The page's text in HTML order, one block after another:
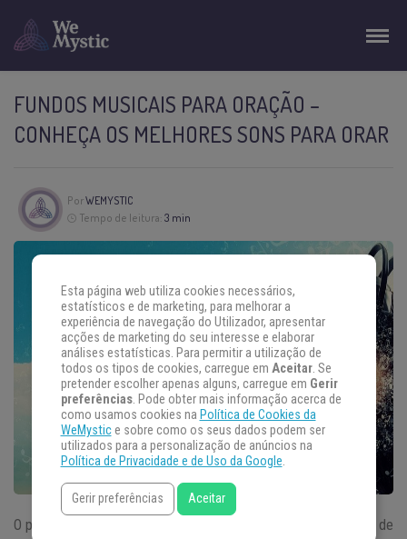
FUNDOS MUSICAIS PARA ORAÇÃO –
CONHEÇA OS MELHORES SONS PARA ORAR
PorWEMYSTIC
Tempo de leitura: 3 min
O período de
deve ser um momento sublime, de calma, de
Esta página web utiliza cookies necessários,
estatísticos e de marketing, para melhorar a
experiência de navegação do Utilizador, apresentar
acções de marketing do seu interesse e elaborar
análises estatísticas. Para permitir a utilização de
todos os tipos de cookies, carregue em Aceitar. Se
pretender escolher apenas alguns, carregue em Gerir
preferências. Pode obter mais informação acerca de
como usamos cookies na Política de Cookies da
WeMystice sobre como os seus dados podem ser
utilizados para a personalização de anúncios na
Política de Privacidade e de Uso da Google.
Gerir preferências Aceitar